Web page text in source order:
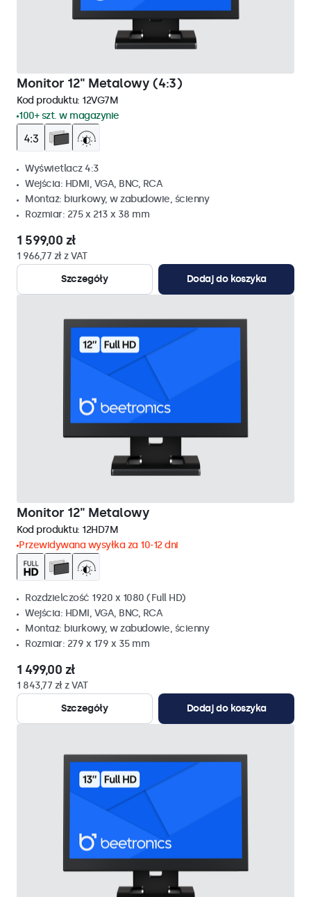
Monitor 12" Metalowy (4:3)
Kod produktu: 12VG7M
100+ szt. w magazynie
Wyświetlacz 4:3
Wejścia: HDMI, VGA, BNC, RCA
Montaż: biurkowy, w zabudowie, ścienny
Rozmiar: 275 x 213 x 38 mm
1 599,00 zł
1 966,77 zł z VAT
Szczegóły
Dodaj do koszyka
Monitor 12" Metalowy
Kod produktu: 12HD7M
Przewidywana wysyłka za 10-12 dni
Rozdzielczość 1920 x 1080 (Full HD)
Wejścia: HDMI, VGA, BNC, RCA
Montaż: biurkowy, w zabudowie, ścienny
Rozmiar: 279 x 179 x 35 mm
1 499,00 zł
1 843,77 zł z VAT
Szczegóły
Dodaj do koszyka